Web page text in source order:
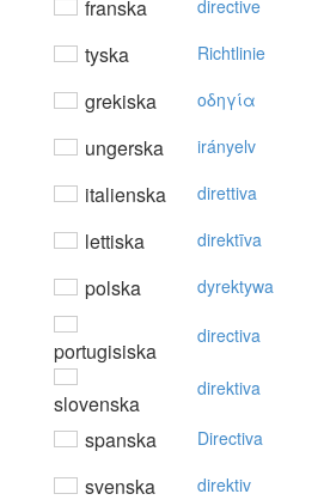
franska directive
tyska Richtlinie
grekiska oδηγία
ungerska irányelv
italienska direttiva
lettiska direktīva
polska dyrektywa
portugisiska
directiva
slovenska
direktiva
spanska Directiva
svenska direktiv